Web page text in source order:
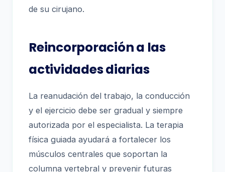
de su cirujano.
Reincorporación a las
actividades diarias
La reanudación del trabajo, la conducción
y el ejercicio debe ser gradual y siempre
autorizada por el especialista. La terapia
física guiada ayudará a fortalecer los
músculos centrales que soportan la
columna vertebral y prevenir futuras